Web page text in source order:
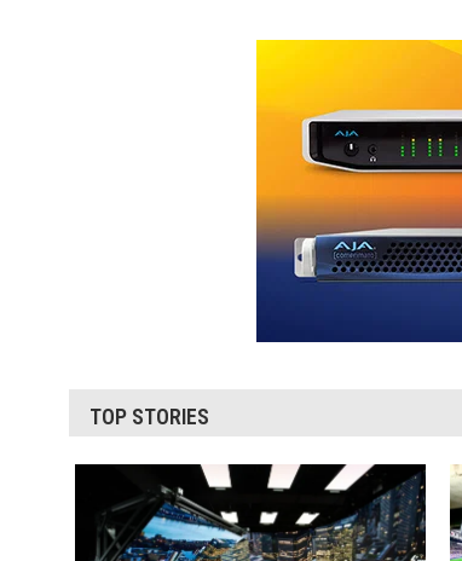
TOP STORIES